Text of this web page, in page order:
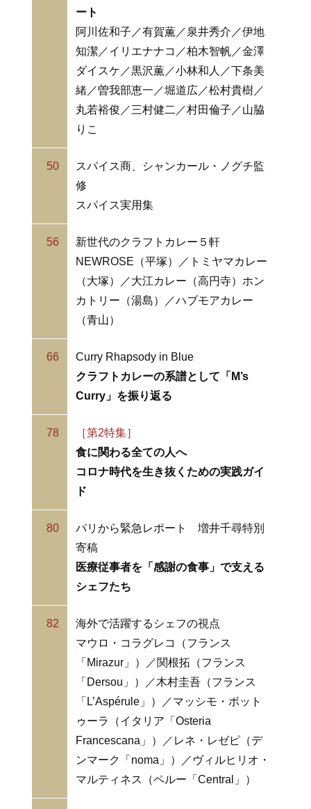
ート
阿川佐和子／有賀薫／泉井秀介／伊地
知潔／イリエナナコ／柏木智帆／金澤
ダイスケ／黒沢薫／小林和人／下条美
緒／曽我部恵一／堀道広／松村貴樹／
丸若裕俊／三村健二／村田倫子／山脇
りこ
50
スパイス商、シャンカール・ノグチ監
修
スパイス実用集
56
新世代のクラフトカレー５軒
NEWROSE（平塚）／トミヤマカレー
（大塚）／大江カレー（高円寺）ホン
カトリー（湯島）／ハブモアカレー
（青山）
66
Curry Rhapsody in Blue
クラフトカレーの系譜として「M’s
Curry」を振り返る
78
［第2特集］
食に関わる全ての人へ
コロナ時代を生き抜くための実践ガイ
ド
80
パリから緊急レポート 増井千尋特別
寄稿
医療従事者を「感謝の食事」で支える
シェフたち
82
海外で活躍するシェフの視点
マウロ・コラグレコ（フランス
「Mirazur」）／関根拓（フランス
「Dersou」）／木村圭吾（フランス
「L’Aspérule」）／マッシモ・ボット
ゥーラ（イタリア「Osteria
Francescana」）／レネ・レゼピ（デ
ンマーク「noma」）／ヴィルヒリオ・
マルティネス（ペルー「Central」）